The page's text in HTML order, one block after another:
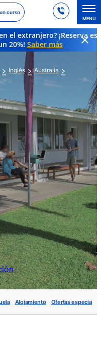
curso
MENU
el extranjero? ¡Reserva
20%! Saber más
Inglés
Australia
Alojamiento Ofertas especiales